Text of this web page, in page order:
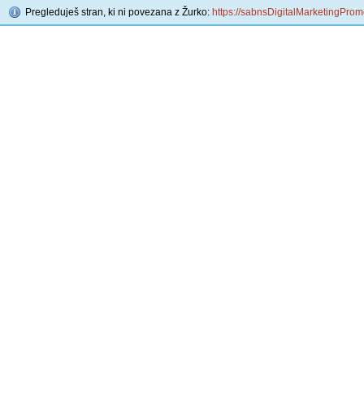
Pregleduješ stran, ki ni povezana z Žurko: https://